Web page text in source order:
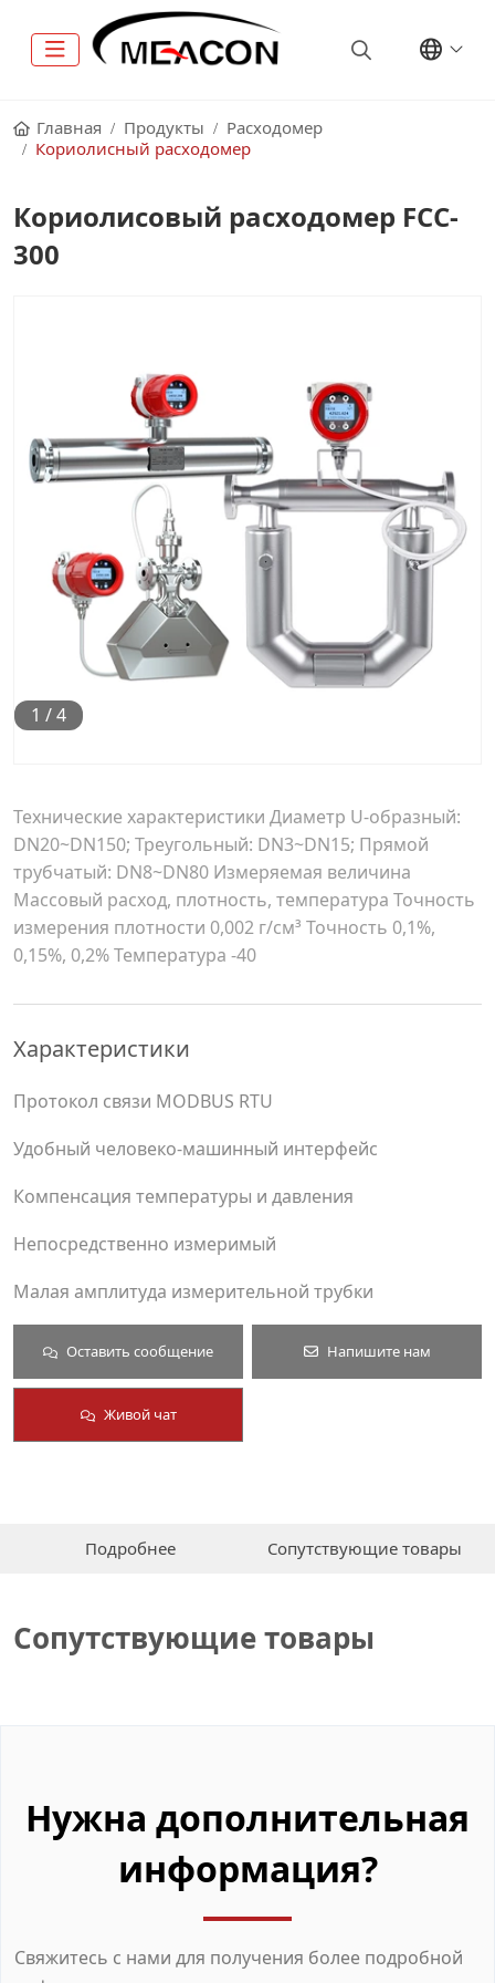
Главная Продукты
Расходомер
Кориолисный расходомер
Кориолисовый расходомер FCC-
300
Технические характеристики Диаметр U-образный:
DN20~DN150; Треугольный: DN3~DN15; Прямой
трубчатый: DN8~DN80 Измеряемая величина
Массовый расход, плотность, температура Точность
измерения плотности 0,002 г/см³ Точность 0,1%,
0,15%, 0,2% Температура -40
Характеристики
Протокол связи MODBUS RTU
Удобный человеко-машинный интерфейс
Компенсация температуры и давления
Непосредственно измеримый
Малая амплитуда измерительной трубки
Оставить сообщение Напишите нам
Живой чат
1 /4
Подробнее Сопутствующие товары
Сопутствующие товары
Нужна дополнительная
информация?
Свяжитесь с нами для получения более подробной